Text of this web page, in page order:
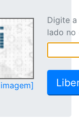
Digite
lado no